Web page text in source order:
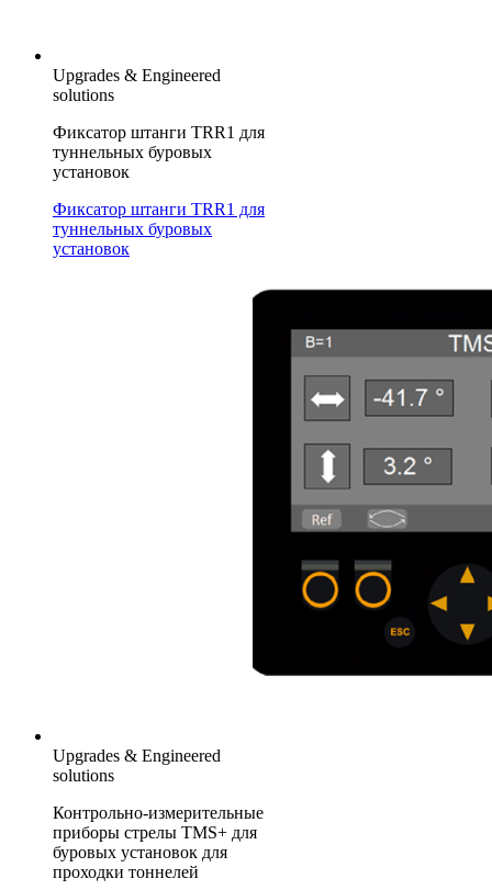
Upgrades & Engineered
solutions
Фиксатор штанги TRR1 для
туннельных буровых
установок
Фиксатор штанги TRR1 для
туннельных буровых
установок
Upgrades & Engineered
solutions
Контрольно-измерительные
приборы стрелы TMS+ для
буровых установок для
проходки тоннелей